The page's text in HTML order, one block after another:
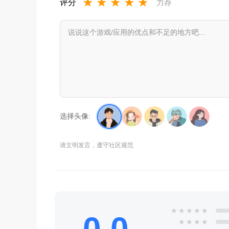
评分 力荐
选择头像:
请文明发言，遵守社区规范
★ ★ ★ ★ ★
★ ★ ★ ★